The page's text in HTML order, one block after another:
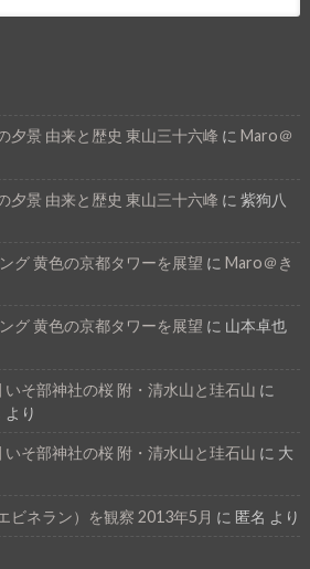
夕景 由来と歴史 東山三十六峰 に Maro＠
夕景 由来と歴史 東山三十六峰 に 紫狗八
グ 黄色の京都タワーを展望 に Maro＠き
グ 黄色の京都タワーを展望 に 山本卓也
そ部神社の桜 附・清水山と珪石山 に
より
そ部神社の桜 附・清水山と珪石山 に 大
ビネラン）を観察 2013年5月 に 匿名 より